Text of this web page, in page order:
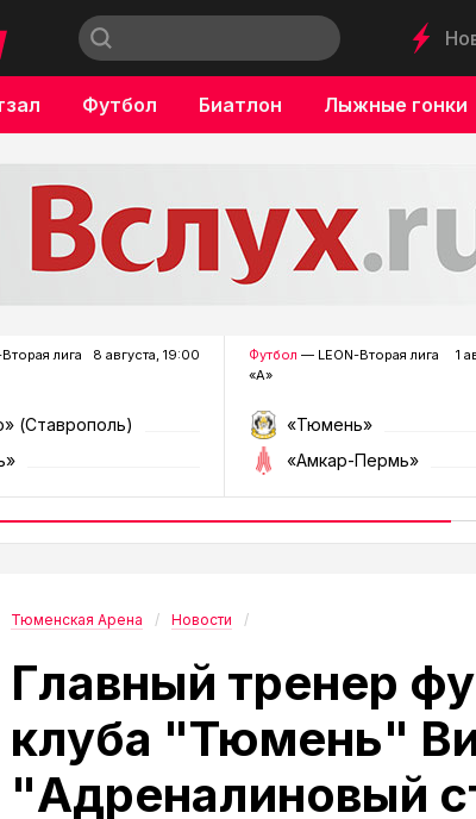
Футбол Биатлон Лыжные гонки
лига
8 августа, 19:00
(Ставрополь)
Футбол — LEON-Вторая лига
«А»
1
«Тюмень»
«Амкар-Пермь»
Тюменская Арена Новости
Главный тренер
клуба "Тюмень"
"Адреналиновый